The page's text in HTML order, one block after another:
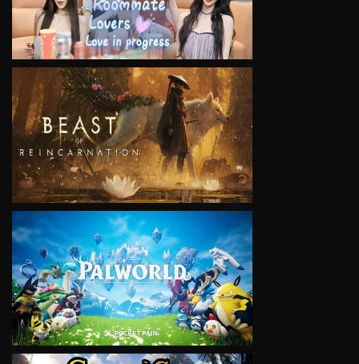
VIEW
VIEW